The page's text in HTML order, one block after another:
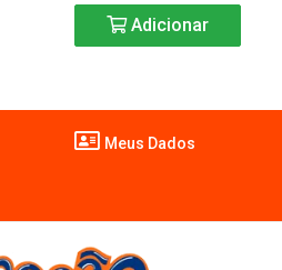
Adicionar
Meus Dados